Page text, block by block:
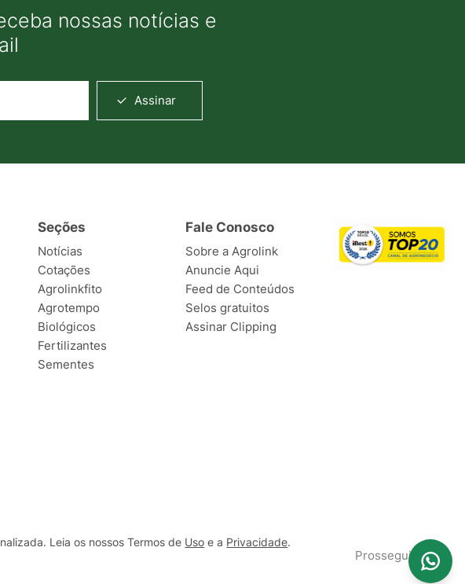
nossas notícias e
Assinar
Seções
Notícias
Cotações
Agrolinkfito
Agrotempo
Biológicos
Fertilizantes
Sementes
Fale Conosco
Sobre a Agrolink
Anuncie Aqui
Feed de Conteúdos
Selos gratuitos
Assinar Clipping
Leia os nossos Termos de Uso e a Privacidade.
Prosseguir